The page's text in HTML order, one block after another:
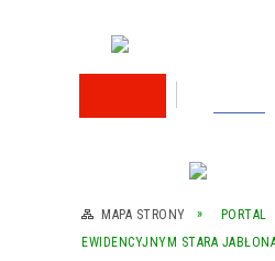
Rok 2025
MAPA STRONY PORTAL
EWIDENCYJNYM STARA